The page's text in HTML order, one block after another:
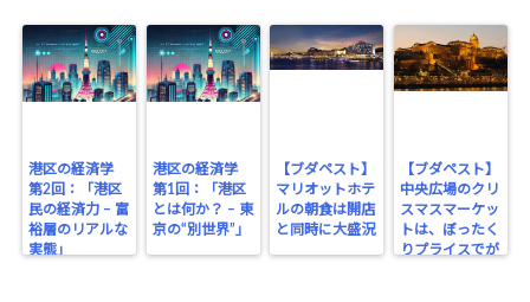
港区の経済学
第2回：「港区
民の経済力 – 富
裕層のリアルな
実態」
港区の経済学
第1回：「港区
とは何か？ – 東
京の“別世界”」
【ブダペスト】
マリオットホテ
ルの朝食は開店
と同時に大盛況
【ブダペスト】
中央広場のクリ
スマスマーケッ
トは、ぼったく
りプライスでが